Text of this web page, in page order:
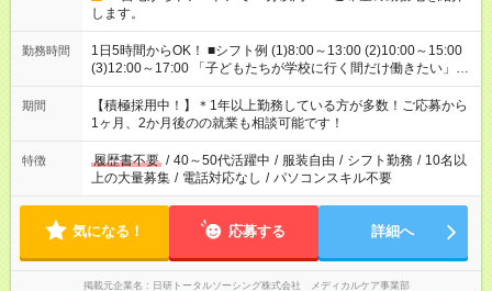
します。
勤務時間
1日5時間からOK！ ■シフト例 (1)8:00～13:00 (2)10:00～15:00
(3)12:00～17:00 「子どもたちが学校に行く間だけ働きたい」
「余裕を持って夕飯の準備がしたい」 「午前中は働いて、午後
はプライベートの時間にしたい」 など、ご希望を教えてくださ
いね。 ※Wワーク希望の方へ 今ご覧のお仕事で希望する勤務時
間と、もう1つのお仕事の勤務時間。 合計で週40時間を超える
場合は応募できません。
期間
【積極採用中！】＊1年以上勤務している方が多数！ご応募から
1ヶ月、2か月後のの就業も相談可能です！
特徴 履歴書不要 / 40～50代活躍中 / 服装自由 / シフト勤務 / 10名以
上の大量募集 / 電話対応なし / パソコンスキル不要
気になる！ 応募する 詳細へ
掲載元企業名 日研トータルソーシング株式会社 メディカルケア事業部